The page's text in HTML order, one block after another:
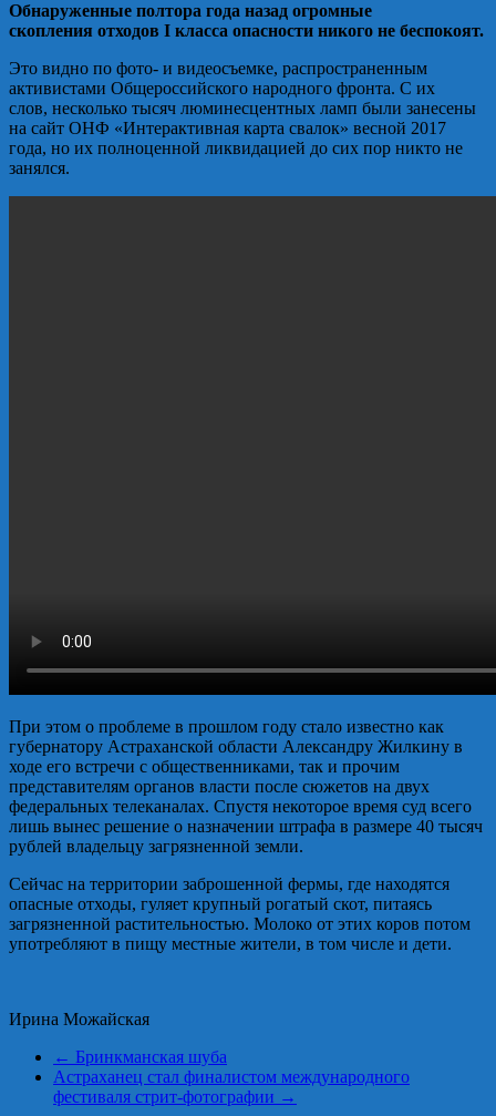
Обнаруженные полтора года назад огромные
скопления отходов I класса опасности никого не беспокоят.
Это видно по фото- и видеосъемке, распространенным
активистами Общероссийского народного фронта. С их
слов, несколько тысяч люминесцентных ламп были занесены
на сайт ОНФ «Интерактивная карта свалок» весной 2017
года, но их полноценной ликвидацией до сих пор никто не
занялся.
При этом о проблеме в прошлом году стало известно как
губернатору Астраханской области Александру Жилкину в
ходе его встречи с общественниками, так и прочим
представителям органов власти после сюжетов на двух
федеральных телеканалах. Спустя некоторое время суд всего
лишь вынес решение о назначении штрафа в размере 40 тысяч
рублей владельцу загрязненной земли.
Сейчас на территории заброшенной фермы, где находятся
опасные отходы, гуляет крупный рогатый скот, питаясь
загрязненной растительностью. Молоко от этих коров потом
употребляют в пищу местные жители, в том числе и дети.
Ирина Можайская
← Бринкманская шуба
Астраханец стал финалистом международного
фестиваля стрит-фотографии →